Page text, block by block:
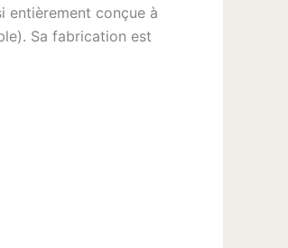
entièrement conçue à
Sa fabrication est